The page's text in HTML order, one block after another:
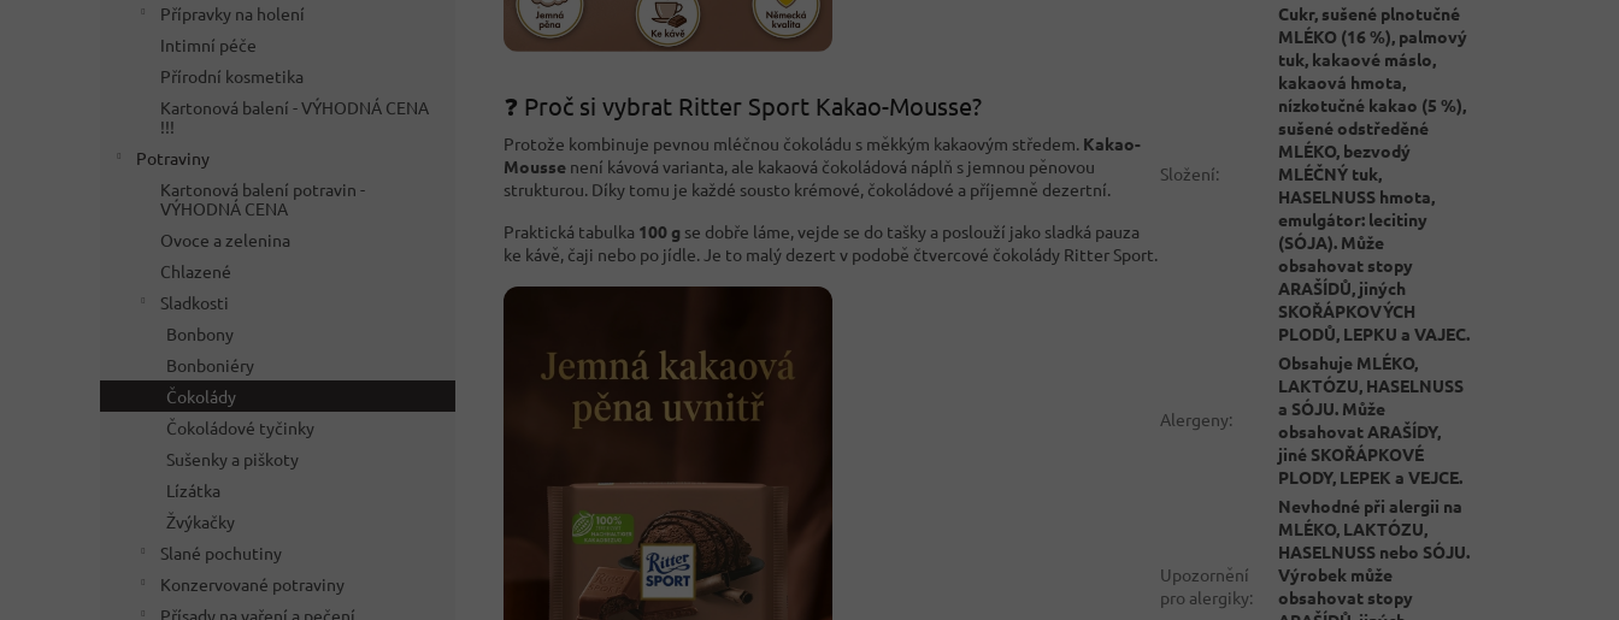
Přípravky na holení
Intimní péče
Přírodní kosmetika
Kartonová balení - VÝHODNÁ CENA
!!!
Potraviny
Kartonová balení potravin -
VÝHODNÁ CENA
Ovoce a zelenina
Chlazené
Sladkosti
Bonbony
Bonboniéry
Čokolády
Čokoládové tyčinky
Sušenky a piškoty
Lízátka
Žvýkačky
Slané pochutiny
Konzervované potraviny
Přísady na vaření a pečení
❓ Proč si vybrat Ritter Sport Kakao-Mousse?
Protože kombinuje pevnou mléčnou čokoládu s měkkým kakaovým středem. Kakao-
Mousse není kávová varianta, ale kakaová čokoládová náplň s jemnou pěnovou
strukturou. Díky tomu je každé sousto krémové, čokoládové a příjemně dezertní.
Praktická tabulka 100 g se dobře láme, vejde se do tašky a poslouží jako sladká pauza
ke kávě, čaji nebo po jídle. Je to malý dezert v podobě čtvercové čokolády Ritter Sport.
Složení:
Cukr, sušené plnotučné
MLÉKO (16 %), palmový
tuk, kakaové máslo,
kakaová hmota,
nízkotučné kakao (5 %),
sušené odstředěné
MLÉKO, bezvodý
MLÉČNÝ tuk,
HASELNUSS hmota,
emulgátor: lecitiny
(SÓJA). Může
obsahovat stopy
ARAŠÍDŮ, jiných
SKOŘÁPKOVÝCH
PLODŮ, LEPKU a VAJEC.
Alergeny:
Obsahuje MLÉKO,
LAKTÓZU, HASELNUSS
a SÓJU. Může
obsahovat ARAŠÍDY,
jiné SKOŘÁPKOVÉ
PLODY, LEPEK a VEJCE.
Upozornění
pro alergiky:
Nevhodné při alergii na
MLÉKO, LAKTÓZU,
HASELNUSS nebo SÓJU.
Výrobek může
obsahovat stopy